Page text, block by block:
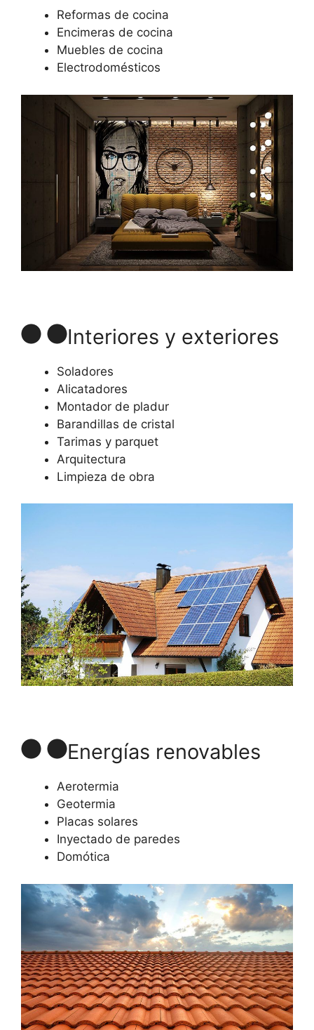
Reformas de cocina
Encimeras de cocina
Muebles de cocina
Electrodomésticos
Interiores y exteriores
Soladores
Alicatadores
Montador de pladur
Barandillas de cristal
Tarimas y parquet
Arquitectura
Limpieza de obra
Energías renovables
Aerotermia
Geotermia
Placas solares
Inyectado de paredes
Domótica